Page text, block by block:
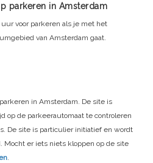
parkeren in Amsterdam
voor parkeren als je met het
van Amsterdam gaat.
in Amsterdam. De site is
op de parkeerautomaat te controleren
De site is particulier initiatief en wordt
Mocht er iets niets kloppen op de site